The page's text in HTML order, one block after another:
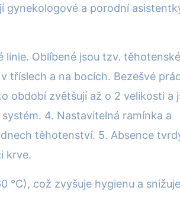
gynekologové a porodní
linie. Oblíbené jsou tzv. těhotenské
tříslech a na bocích. Bezešvé
období zvětšují až o 2 velikosti a
4. Nastavitelná ramínka a
těhotenství. 5. Absence
krve.
°C), což zvyšuje hygienu a snižuje